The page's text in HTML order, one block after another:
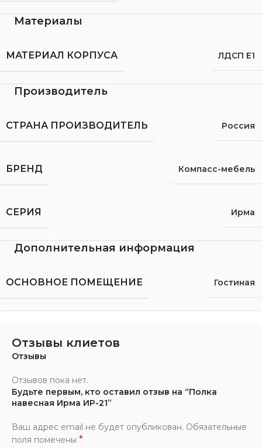
Материалы
МАТЕРИАЛ КОРПУСА ЛДСП Е1
Производитель
СТРАНА ПРОИЗВОДИТЕЛЬ Россия
БРЕНД Компасс-мебель
СЕРИЯ Ирма
Дополнительная информация
ОСНОВНОЕ ПОМЕЩЕНИЕ Гостиная
Отзывы клиетов
Отзывы
Отзывов пока нет.
Будьте первым, кто оставил отзыв на “Полка
навесная Ирма ИР-21”
Ваш адрес email не будет опубликован. Обязательные
поля помечены *